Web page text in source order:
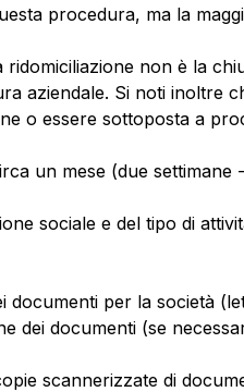
procedura, ma la
ridomiciliazione non è la
aziendale. Si noti inoltre
o essere sottoposta a
un mese (due
sociale e del tipo di
documenti per la società
dei documenti (se
scannerizzate di